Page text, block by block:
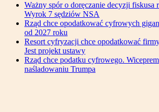
Ważny spór o doręczanie decyzji fiskusa
Wyrok 7 sędziów NSA
Rząd chce opodatkować cyfrowych
od 2027 roku
Resort cyfryzacji chce opodatkować
Jest projekt ustawy
Rząd chce podatku cyfrowego.
naśladowaniu Trumpa